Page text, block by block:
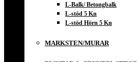
L-Balk/ Betongbalk
L-stöd 5 Kn
L-stöd Hörn 5 Kn
MARKSTEN/MURAR